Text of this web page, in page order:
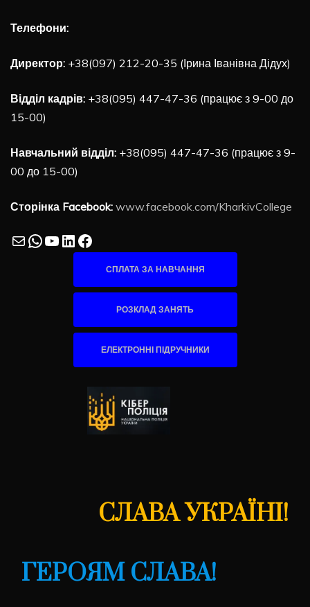
Телефони:
Директор: +38(097) 212-20-35 (Ірина Іванівна Дідух)
Відділ кадрів: +38(095) 447-47-36 (працює з 9-00 до
15-00)
Навчальний відділ: +38(095) 447-47-36 (працює з 9-
00 до 15-00)
Сторінка Facebook: www.facebook.com/KharkivCollege
MailWhatsApp
YouTube
LinkedIn
Facebook
СПЛАТА ЗА НАВЧАННЯ
РОЗКЛАД ЗАНЯТЬ
ЕЛЕКТРОННІ ПІДРУЧНИКИ
СЛАВА УКРАЇНІ!
ГЕРОЯМ СЛАВА!